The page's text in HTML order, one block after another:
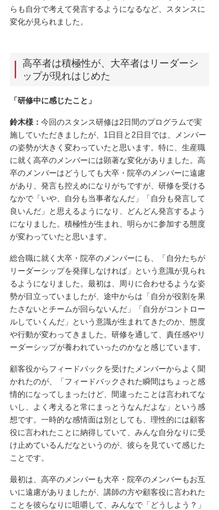
らも自分で考えて発言するようになるなど、スタンスに
変化が見られました。
高卒者は積極性が、大卒者はリーダーシ
ップが現れはじめた
「研修中に感じたこと」
鈴木様： 今回のスタンス研修は2日間のプログラムで実
施していただきましたが、1日目と2日目では、メンバー
の姿勢が大きく変わっていたと思います。特に、生産職
に就く高卒のメンバーには顕著な変化がありました。高
卒のメンバーはどうしても大卒・院卒のメンバーに遠慮
があり、発言も控えめになりがちですが、研修を受ける
なかで「いや、自分も当事者なんだ」「自分も発言して
良いんだ」と思えるようになり、どんどん発言するよう
になりました。積極性が生まれ、明らかに参加する態度
が変わっていたと思います。
総合職に就く大卒・院卒のメンバーにも、「自分たちが
リーダーシップを発揮しなければ」という意識が見られ
るようになりました。最初は、周りに合わせるような姿
勢が目立っていましたが、途中からは「自分が役割を果
たさないとチームが回らないんだ」「自分がコントロー
ルしていくんだ」という意識が生まれてきたのか、態度
や行動が変わってきました。研修を通して、責任感やリ
ーダーシップが養われていったのかなと感じています。
顧客役からフィードバックを受けたメンバーからよく聞
かれたのが、「フィードバックされた瞬間はちょっと感
情的になってしまったけど、間違ったことは言われてな
いし、よく考えると常にまっとうなんだよな」という感
想です。一時的な感情面は別としても、理性的には顧客
役に言われたことに納得していて、みんな自分なりに受
け止めているんだなというのが、彼らを見ていて感じた
ことです。
最初は、高卒のメンバーも大卒・院卒のメンバーもお互
いに遠慮がありましたが、講師の方や顧客役に言われた
ことを彼らなりに咀嚼して、みんなで「どうしよう？」